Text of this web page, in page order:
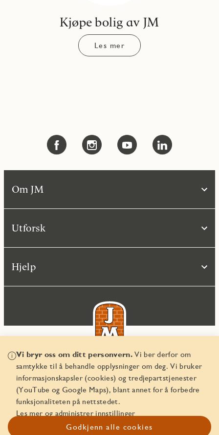
Kjøpe bolig av JM
Les mer
Vi bryr oss om ditt personvern.Vi ber derfor om
samtykke til å behandle opplysninger om deg. Vi bruker
informasjonskapsler (cookies) og tredjepartstjenester
(YouTube og Google Maps), blant annet for å forbedre
funksjonaliteten på nettstedet.
Les mer og administrer innstillinger
Godkjenn alle cookies
Om JM
Utforsk
Hjelp
© JM Norge AS 2026
Organisasjonsnummer 829 350 122